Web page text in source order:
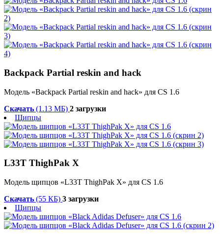
Backpack Partial reskin and hack
Модель «Backpack Partial reskin and hack» для CS 1.6
Скачать (1.13 МБ) 2 загрузки
Щипцы
L33T ThighPak X
Модель щипцов «L33T ThighPak X» для CS 1.6
Скачать (55 КБ) 3 загрузки
Щипцы